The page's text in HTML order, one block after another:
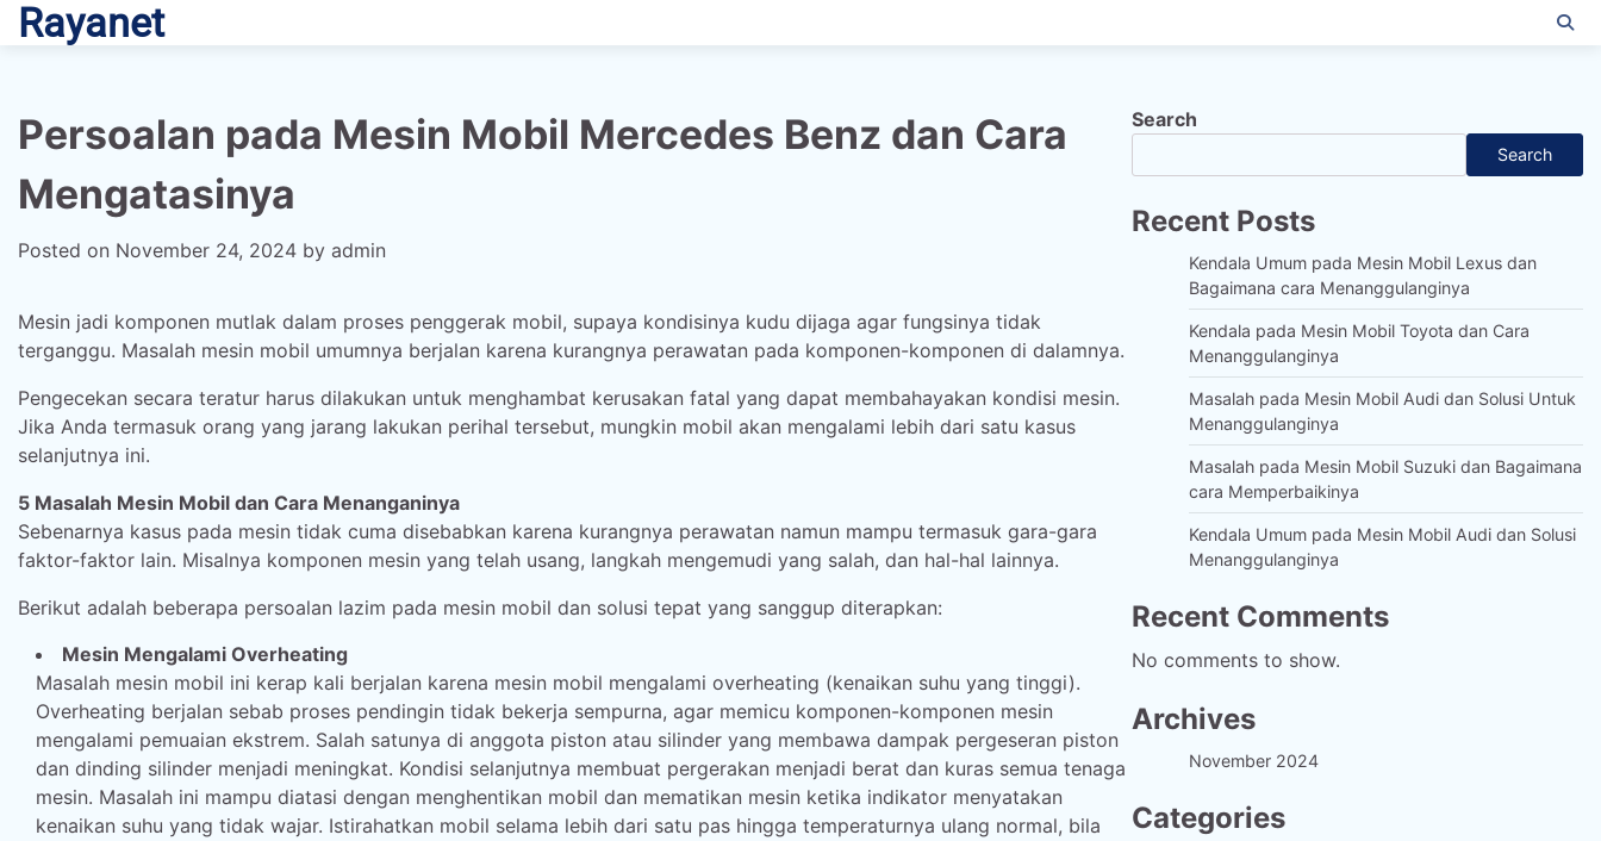
Skip
toRayanet
Persoalan pada Mesin Mobil Mercedes Benz dan Cara
Mengatasinya
Posted on November 24, 2024 by admin
Mesin jadi komponen mutlak dalam proses penggerak mobil, supaya kondisinya kudu dijaga agar fungsinya tidak
terganggu. Masalah mesin mobil umumnya berjalan karena kurangnya perawatan pada komponen-komponen di dalamnya.
Pengecekan secara teratur harus dilakukan untuk menghambat kerusakan fatal yang dapat membahayakan kondisi mesin.
Jika Anda termasuk orang yang jarang lakukan perihal tersebut, mungkin mobil akan mengalami lebih dari satu kasus
selanjutnya ini.
5 Masalah Mesin Mobil dan Cara Menanganinya
Sebenarnya kasus pada mesin tidak cuma disebabkan karena kurangnya perawatan namun mampu termasuk gara-gara
faktor-faktor lain. Misalnya komponen mesin yang telah usang, langkah mengemudi yang salah, dan hal-hal lainnya.
Berikut adalah beberapa persoalan lazim pada mesin mobil dan solusi tepat yang sanggup diterapkan:
Mesin Mengalami Overheating
Masalah mesin mobil ini kerap kali berjalan karena mesin mobil mengalami overheating (kenaikan suhu yang tinggi).
Overheating berjalan sebab proses pendingin tidak bekerja sempurna, agar memicu komponen-komponen mesin
mengalami pemuaian ekstrem. Salah satunya di anggota piston atau silinder yang membawa dampak pergeseran piston
dan dinding silinder menjadi meningkat. Kondisi selanjutnya membuat pergerakan menjadi berat dan kuras semua tenaga
mesin. Masalah ini mampu diatasi dengan menghentikan mobil dan mematikan mesin ketika indikator menyatakan
kenaikan suhu yang tidak wajar. Istirahatkan mobil selama lebih dari satu pas hingga temperaturnya ulang normal, bila
Search
Search
Recent Posts
Kendala Umum pada Mesin Mobil Lexus dan
Bagaimana cara Menanggulanginya
Kendala pada Mesin Mobil Toyota dan Cara
Menanggulanginya
Masalah pada Mesin Mobil Audi dan Solusi Untuk
Menanggulanginya
Masalah pada Mesin Mobil Suzuki dan Bagaimana
cara Memperbaikinya
Kendala Umum pada Mesin Mobil Audi dan Solusi
Menanggulanginya
Recent Comments
No comments to show.
Archives
November 2024
Categories